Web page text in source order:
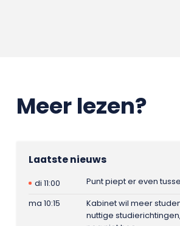
Meer lezen?
Laatste nieuws
di 11:00
Punt piept er even
ma 10:15
Kabinet wil meer
nuttige